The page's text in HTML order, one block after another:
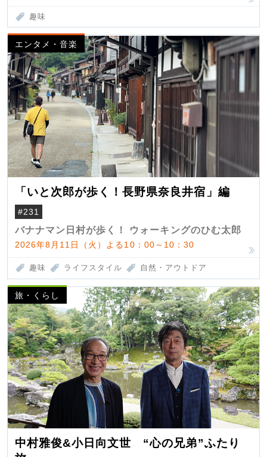
趣味
エンタメ・音楽
「いと次郎が歩く！長野県奈良井宿」編
#231
バナナマン日村が歩く！ ウォーキングのひむ太郎
2026年8月11日（火）よる10：00～10：30
趣味 ライフスタイル 自然・アウトドア
旅・くらし
中村雅俊&小日向文世 “心の兄弟”ふたり